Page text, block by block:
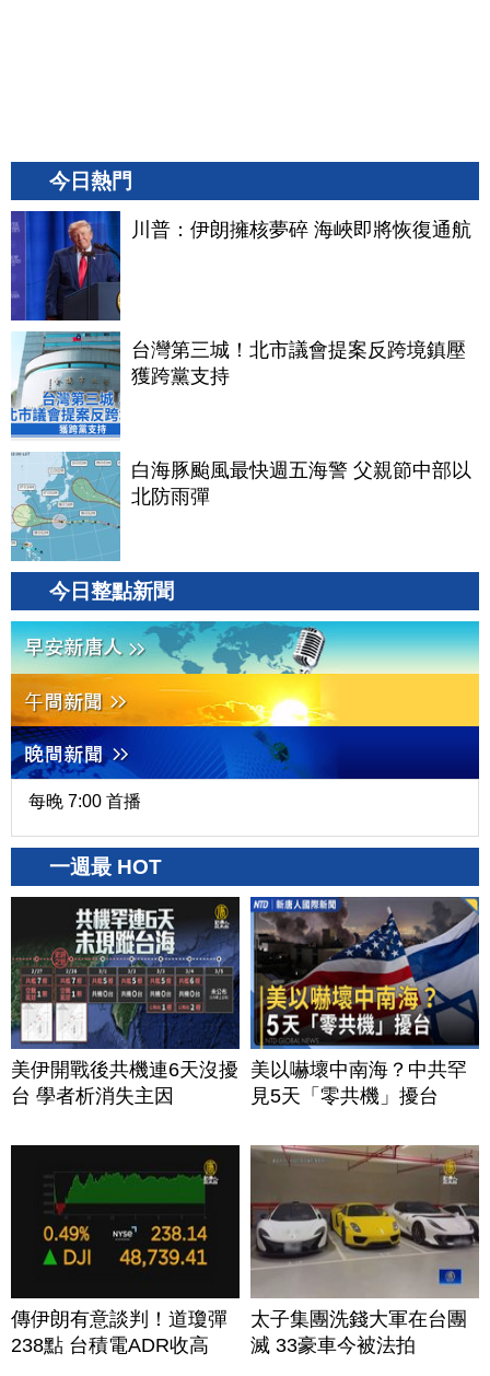
今日熱門
川普：伊朗擁核夢碎 海峽即將恢復通航
台灣第三城！北市議會提案反跨境鎮壓
獲跨黨支持
白海豚颱風最快週五海警 父親節中部以
北防雨彈
今日整點新聞
每晚 7:00 首播
一週最 HOT
美伊開戰後共機連6天沒擾
台 學者析消失主因
美以嚇壞中南海？中共罕
見5天「零共機」擾台
傳伊朗有意談判！道瓊彈
238點 台積電ADR收高
太子集團洗錢大軍在台團
滅 33豪車今被法拍